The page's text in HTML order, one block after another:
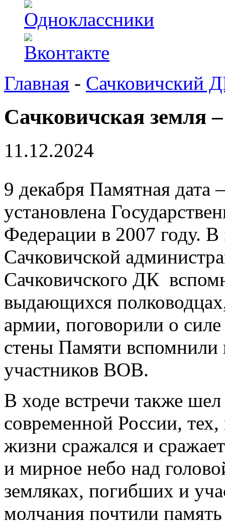
Главная - Сачковичский
Сачковичская земля
11.12.2024
9 декабря Памятная дата
установлена
Федерации в 2007 году. В
Сачковичской
Сачковичского ДК
выдающихся
армии, поговорили о
стены Памяти вспомнили
участников ВОВ.
В ходе встречи также
современной России,
жизни сражался и
и мирное небо над
земляках, погибших и
молчания почтили